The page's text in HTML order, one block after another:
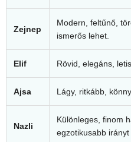
Zejnep
Modern, feltűnő,
ismerős lehet.
Elif Rövid, elegáns,
Ajsa Lágy, ritkább,
Nazli
Különleges, finom
egzotikusabb